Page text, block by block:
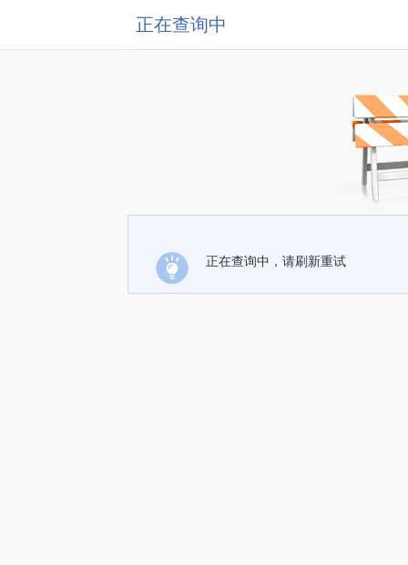
正在查询中
正在查询中，请刷新重试